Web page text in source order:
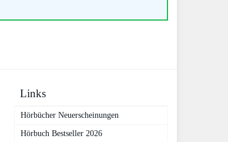
Links
Hörbücher Neuerscheinungen
Hörbuch Bestseller 2026